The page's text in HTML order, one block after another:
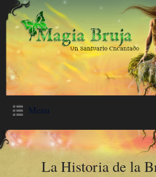
Menu
La Historia de la